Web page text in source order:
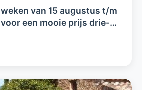
van 15 augustus t/m
een mooie prijs drie-